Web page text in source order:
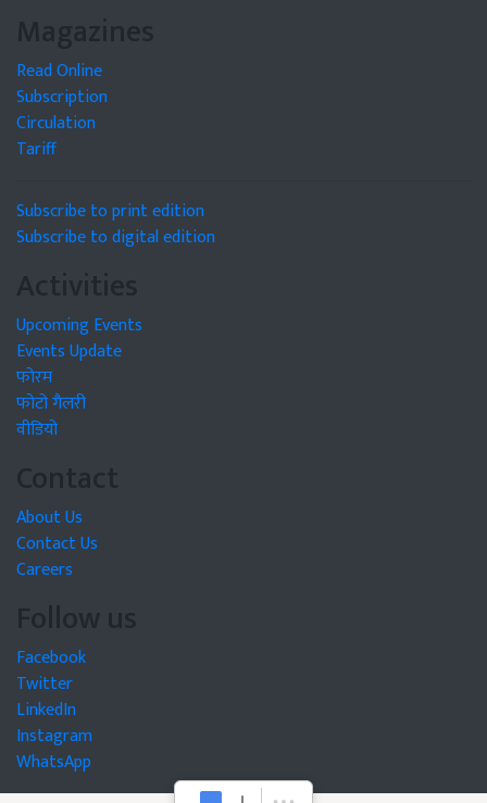
Magazines
Read Online
Subscription
Circulation
Tariff
Subscribe to print edition
Subscribe to digital edition
Activities
Upcoming Events
Events Update
फोरम
फोटो गैलरी
वीडियो
Contact
About Us
Contact Us
Careers
Follow us
Facebook
Twitter
LinkedIn
Instagram
WhatsApp